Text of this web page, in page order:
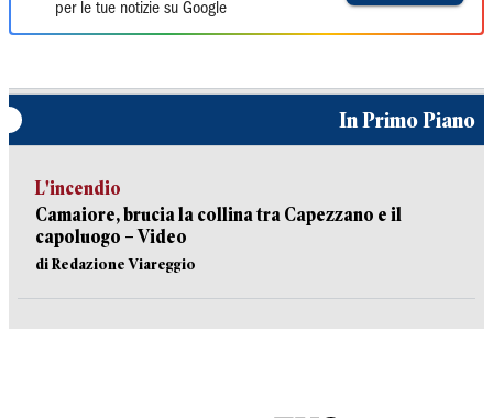
per le tue notizie su Google
In Primo Piano
L'incendio
Camaiore, brucia la collina tra Capezzano e il
capoluogo – Video
di Redazione Viareggio